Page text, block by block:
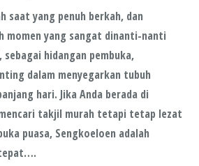
saat yang penuh berkah, dan
momen yang sangat dinanti-nanti
hidangan pembuka,
dalam menyegarkan tubuh
hari. Jika Anda berada di
takjil murah tetapi tetap lezat
puasa, Sengkoeloen adalah